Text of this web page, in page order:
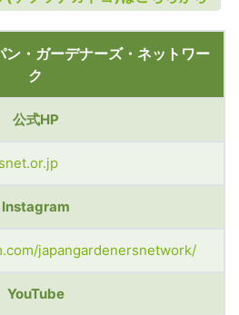
・ガーデナーズ・ネットワー
ク
公式HP
Instagram
japangardenersnetwork/
YouTube